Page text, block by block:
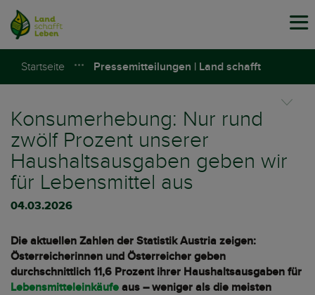
Startseite Pressemitteilungen | Land schafft
Konsumerhebung: Nur rund
zwölf Prozent unserer
Haushaltsausgaben geben wir
für Lebensmittel aus
04.03.2026
Die aktuellen Zahlen der Statistik Austria zeigen:
Österreicherinnen und Österreicher geben
durchschnittlich 11,6 Prozent ihrer Haushaltsausgaben für
Lebensmitteleinkäufe aus – weniger als die meisten